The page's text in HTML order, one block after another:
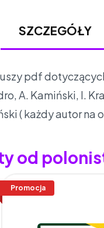
SZCZEGÓŁY
pdf
A. Kamiński, I.
( każdy autor na
od
Promocja